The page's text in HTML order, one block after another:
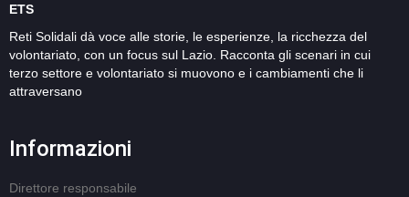
ETS
Reti Solidali dà voce alle storie, le esperienze, la ricchezza del
volontariato, con un focus sul Lazio. Racconta gli scenari in cui
terzo settore e volontariato si muovono e i cambiamenti che li
attraversano
Informazioni
Direttore responsabile